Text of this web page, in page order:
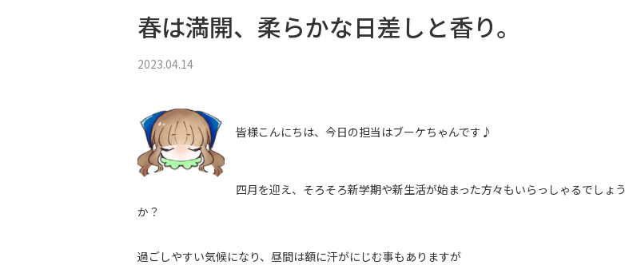
春は満開、柔らかな日差しと香り。
2023.04.14
皆様こんにちは、今日の担当はブーケちゃんです♪
四月を迎え、そろそろ新学期や新生活が始まった方々もいらっしゃるでしょう
か？
過ごしやすい気候になり、昼間は額に汗がにじむ事もありますが